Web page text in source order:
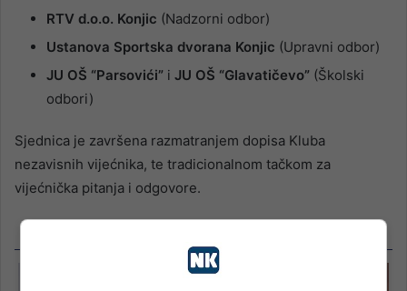
RTV d.o.o. Konjic (Nadzorni odbor)
Ustanova Sportska dvorana Konjic (Upravni odbor)
JU OŠ “Parsovići” i JU OŠ “Glavatičevo” (Školski
odbori)
Sjednica je završena razmatranjem dopisa Kluba
nezavisnih vijećnika, te tradicionalnom tačkom za
vijećnička pitanja i odgovore.